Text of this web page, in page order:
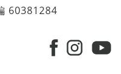
60381284